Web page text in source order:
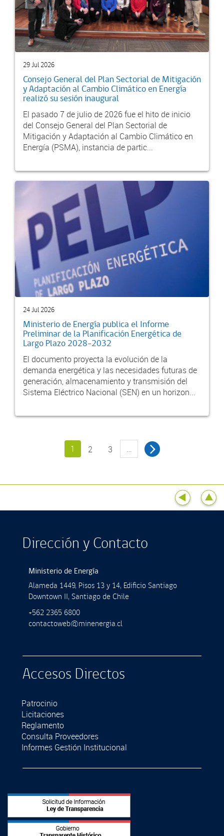
29 Jul 2026
Consejo General del Plan Sectorial de Mitigación
y Adaptación al Cambio Climático en Energía
realizó su sesión inaugural
El pasado 7 de julio de 2026 fue el hito de inicio
del Consejo General del Plan Sectorial de
Mitigación y Adaptación al Cambio Climático en
Energía (PSMA), instancia de partic...
24 Jul 2026
Ministerio de Energía publica el Informe
Preliminar de la Planificación Energética de
Largo Plazo 2028-2032
El documento proyecta la evolución de la
demanda energética y las necesidades futuras de
generación, almacenamiento y transmisión del
Sistema Eléctrico Nacional (SEN) en un horizon...
1 2 3 …
Dirección y Contacto
Ministerio de Energía
Alameda 1449, Pisos 13 y 14, Ediﬁcio Santiago
Downtown II, Santiago de Chile
+562 2365 6800
contactoweb@minenergia.cl
Accesos Directos
Patrocinio
Licitaciones
Reglamento
Consulta Proveedores
Informes Gestión Institucional